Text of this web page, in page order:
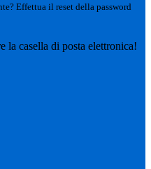
Effettua il reset della password
la casella di posta elettronica!